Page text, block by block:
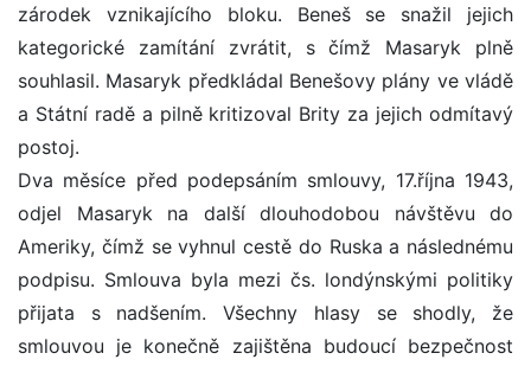
zárodek vznikajícího bloku. Beneš se snažil jejich
kategorické zamítání zvrátit, s čímž Masaryk plně
souhlasil. Masaryk předkládal Benešovy plány ve vládě
a Státní radě a pilně kritizoval Brity za jejich odmítavý
postoj.
Dva měsíce před podepsáním smlouvy, 17.října 1943,
odjel Masaryk na další dlouhodobou návštěvu do
Ameriky, čímž se vyhnul cestě do Ruska a následnému
podpisu. Smlouva byla mezi čs. londýnskými politiky
přijata s nadšením. Všechny hlasy se shodly, že
smlouvou je konečně zajištěna budoucí bezpečnost